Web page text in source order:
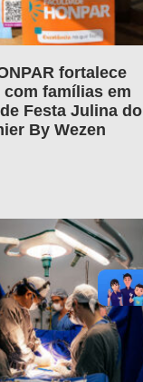
fortalece
famílias em
Festa Julina do
By Wezen